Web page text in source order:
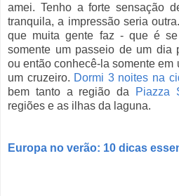
amei. Tenho a forte sensação
tranquila, a impressão seria
que muita gente faz - que é
somente um passeio de um dia
ou então conhecê-la somente em
um cruzeiro. Dormi 3 noites na
bem tanto a região da
Piazza
regiões e as ilhas da laguna.
Europa no verão: 10 dicas